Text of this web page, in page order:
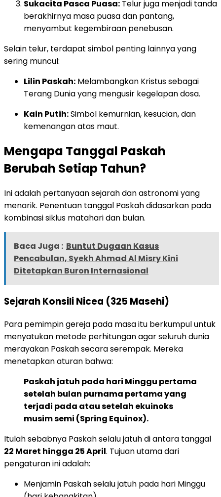
Sukacita Pasca Puasa: Telur juga menjadi tanda
berakhirnya masa puasa dan pantang,
menyambut kegembiraan penebusan.
Selain telur, terdapat simbol penting lainnya yang
sering muncul:
Lilin Paskah: Melambangkan Kristus sebagai
Terang Dunia yang mengusir kegelapan dosa.
Kain Putih:Simbol kemurnian, kesucian, dan
kemenangan atas maut.
Mengapa Tanggal Paskah
Berubah Setiap Tahun?
Ini adalah pertanyaan sejarah dan astronomi yang
menarik. Penentuan tanggal Paskah didasarkan pada
kombinasi siklus matahari dan bulan.
Baca Juga : Buntut Dugaan Kasus
Pencabulan, Syekh Ahmad Al Misry Kini
Ditetapkan Buron Internasional
Sejarah Konsili Nicea (325 Masehi)
Para pemimpin gereja pada masa itu berkumpul untuk
menyatukan metode perhitungan agar seluruh dunia
merayakan Paskah secara serempak. Mereka
menetapkan aturan bahwa:
Paskah jatuh pada hari Minggu pertama
setelah bulan purnama pertama yang
terjadi pada atau setelah ekuinoks
musim semi (Spring Equinox).
Itulah sebabnya Paskah selalu jatuh di antara tanggal
22 Maret hingga 25 April. Tujuan utama dari
pengaturan ini adalah:
Menjamin Paskah selalu jatuh pada hari Minggu